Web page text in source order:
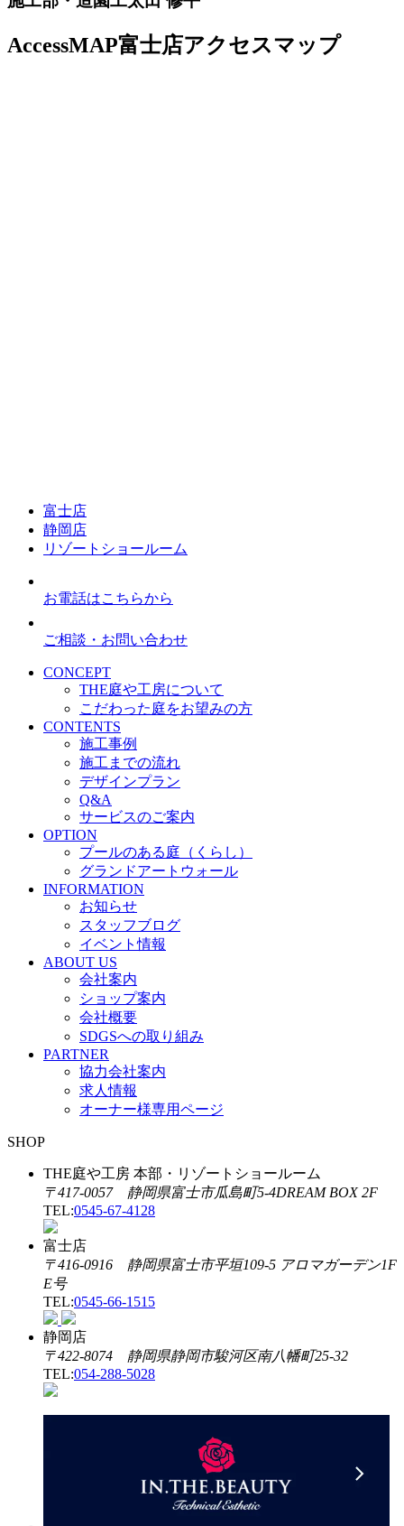
AccessMAP富士店アクセスマップ
富士店
静岡店
リゾートショールーム
お電話はこちらから
ご相談・お問い合わせ
CONCEPT
THE庭や工房について
こだわった庭をお望みの方
CONTENTS
施工事例
施工までの流れ
デザインプラン
Q&A
サービスのご案内
OPTION
プールのある庭（くらし）
グランドアートウォール
INFORMATION
お知らせ
スタッフブログ
イベント情報
ABOUT US
会社案内
ショップ案内
会社概要
SDGSへの取り組み
PARTNER
協力会社案内
求人情報
オーナー様専用ページ
SHOP
THE庭や工房 本部・リゾートショールーム
〒417-0057 静岡県富士市瓜島町5-4DREAM BOX 2F
TEL:0545-67-4128
富士店
〒416-0916 静岡県富士市平垣109-5 アロマガーデン1F
E号
TEL:0545-66-1515
静岡店
〒422-8074 静岡県静岡市駿河区南八幡町25-32
TEL:054-288-5028